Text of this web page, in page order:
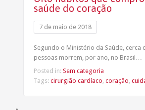
saúde do coração
7 de maio de 2018
Segundo o Ministério da Saúde, cerca
pessoas morrem, por ano, no Brasil…
Posted in: Sem categoria
Tags: cirurgião cardíaco coração